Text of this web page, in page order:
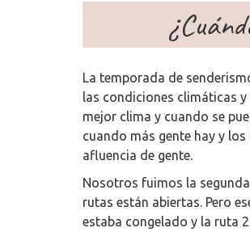
La temporada de
las condiciones climáticas y
mejor clima y cuando se
cuando más gente hay y
afluencia de gente.
Nosotros fuimos la
rutas están abiertas. Pero
estaba congelado y la ruta